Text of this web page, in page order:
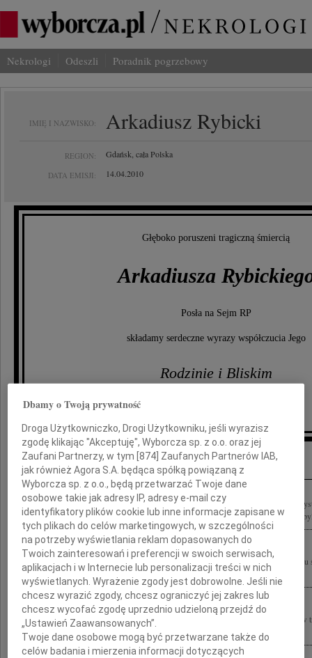
Nekrologi Odeszli Poradnik pogrzebowy
IMIĘ I NAZWISKO: Arkadiusz Rybicki
REGION: Gdańsk, cała Polska
DATA EMISJI: 14.04.2010
Głęboko poruszeni tragiczną śmiercią
Arkadiusza
Posła na Sejm RP
składamy serdeczne wyrazy współczucia Jego
Rodzinie i Bliskim
Inne kondolencje
Z bólem, z głębokim żalem i wielkim współczuciem dla Rodzin pożegnaliśmy
Smoleńskiem, a w naszej pamięci i modlitwie trwają Ci przede wszystkim, którzy
On nie umarł On się tylko obudził z życia Wyrazy szczerego współczucia z
Rybickiego Pani Małgorzacie, Magdalenie i Antoniemu Rybickim składa zespół...
Żegnamy naszego Kolegę, Przyjaciela Posła Arkadiusza Rybickiego który zginął
kwietnia 2010 roku pod Smoleńskiem Rodzinie i Bliskim składamy wyrazy...
Dbamy o Twoją prywatność
Droga Użytkowniczko, Drogi Użytkowniku, jeśli wyrazisz
zgodę klikając "Akceptuję", Wyborcza sp. z o.o. oraz jej
Zaufani Partnerzy, w tym [874 ] Zaufanych Partnerów IAB,
jak również Agora S.A. będąca spółką powiązaną z
Wyborcza sp. z o.o., będą przetwarzać Twoje dane
osobowe takie jak adresy IP, adresy e-mail czy
identyfikatory plików cookie lub inne informacje zapisane w
tych plikach do celów marketingowych, w szczególności
na potrzeby wyświetlania reklam dopasowanych do
Twoich zainteresowań i preferencji w swoich serwisach,
aplikacjach i w Internecie lub personalizacji treści w nich
wyświetlanych. Wyrażenie zgody jest dobrowolne. Jeśli nie
chcesz wyrazić zgody, chcesz ograniczyć jej zakres lub
chcesz wycofać zgodę uprzednio udzieloną przejdź do
„Ustawień Zaawansowanych”.
Twoje dane osobowe mogą być przetwarzane także do
celów badania i mierzenia informacji dotyczących